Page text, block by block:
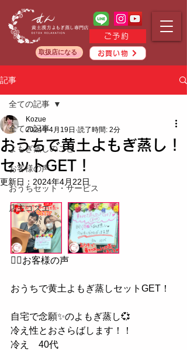
ご予約
お買い物
取扱店になる
記事
全ての記事
よもぎ蒸しのこと
お客様の声
おうちセット・サービス
店主コズエ
全ての記事
おうちで黄土よもぎ蒸し！
セットGET！
Kozue
2024年4月19日 読了時間: 2分
更新日： 2024年4月22日
💁‍♀️お客様の声
おうちで黄土よもぎ蒸しセットGET！
自宅で念願✨のよもぎ蒸し💞
冷え性とおさらばします！！
冷え　40代